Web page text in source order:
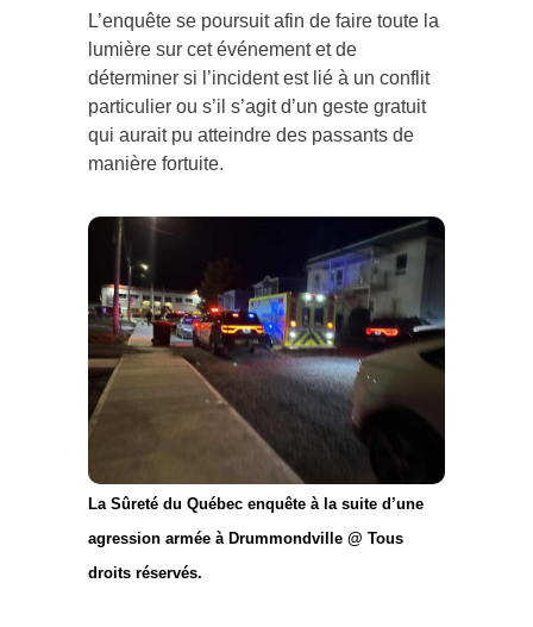
L’enquête se poursuit afin de faire toute la
lumière sur cet événement et de
déterminer si l’incident est lié à un conflit
particulier ou s’il s’agit d’un geste gratuit
qui aurait pu atteindre des passants de
manière fortuite.
La Sûreté du Québec enquête à la suite d’une
agression armée à Drummondville @ Tous
droits réservés.